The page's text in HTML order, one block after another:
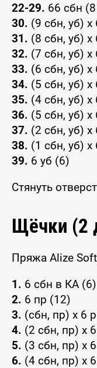
22-29. 66 сбн
30. (9 сбн, уб) x
31. (8 сбн, уб) x
32. (7 сбн, уб) x
33. (6 сбн, уб) x
34. (5 сбн, уб) x
35. (4 сбн, уб) x
36. (5 сбн, уб) x
37. (2 сбн, уб) x
38. (1 сбн, уб) x
39. 6 уб (6)
Стянуть
Щёчки (2
Пряжа Alize
1. 6 сбн в КА (6)
2. 6 пр (12)
3. (сбн, пр) x 6
4. (2 сбн, пр) x
5. (3 сбн, пр) x
6. (4 сбн, пр) x